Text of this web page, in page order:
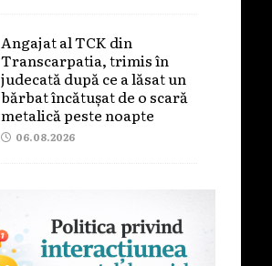
Angajat al TCK din
Transcarpatia, trimis în
judecată după ce a lăsat un
bărbat încătușat de o scară
metalică peste noapte
06.08.2026